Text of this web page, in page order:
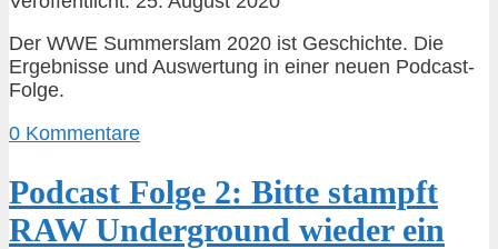
Der WWE Summerslam 2020 ist Geschichte. Die
Ergebnisse und Auswertung in einer neuen Podcast-
Folge.
0 Kommentare
Podcast Folge 2: Bitte stampft
RAW Underground wieder ein